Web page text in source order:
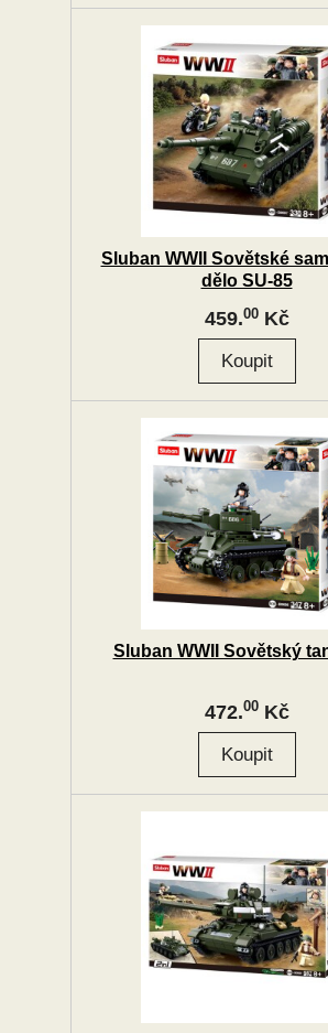
Sluban WWII Sovětské
dělo SU-85
459.00Kč
Sluban WWII Sovětský
472.00Kč